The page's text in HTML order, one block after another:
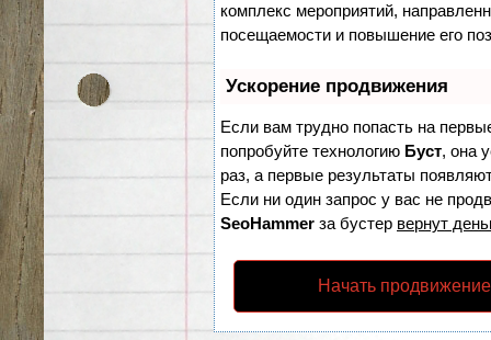
комплекс мероприятий,
посещаемости и повышение его
Ускорение продвижения
Если вам трудно попасть на
попробуйте технологию Буст, она
раз, а первые результаты
Если ни один запрос у вас не
SeoHammer за бустер вернут
Начать